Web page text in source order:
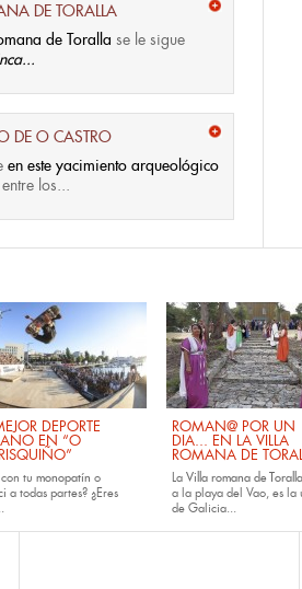
DE TORALLA
de Toralla se le sigue
DE O CASTRO
en este yacimiento arqueológico
los...
DEPORTE
EN “O
con tu monopatín o
a todas partes? ¿Eres
ROMAN@ POR UN
DIA... EN LA VILLA
ROMANA DE
La Villa romana de Toralla
a la playa del Vao, es la
de Galicia...